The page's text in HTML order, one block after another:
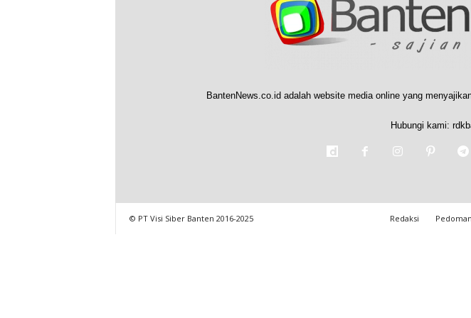
BantenNews.co.id adalah website media online yang
Hubungi kami:
Redaksi
© PT Visi Siber Banten 2016-2025